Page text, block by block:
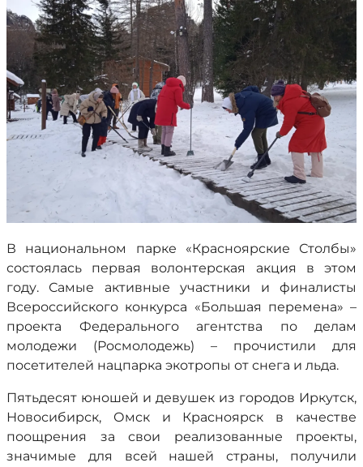
В национальном парке «Красноярские Столбы»
состоялась первая волонтерская акция в этом
году. Самые активные участники и финалисты
Всероссийского конкурса «Большая перемена» –
проекта Федерального агентства по делам
молодежи (Росмолодежь) – прочистили для
посетителей нацпарка экотропы от снега и льда.
Пятьдесят юношей и девушек из городов Иркутск,
Новосибирск, Омск и Красноярск в качестве
поощрения за свои реализованные проекты,
значимые для всей нашей страны, получили